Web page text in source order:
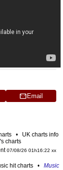
Email
• UK charts info
's charts
07/08/26 01h16:22 xx
hit charts • Music